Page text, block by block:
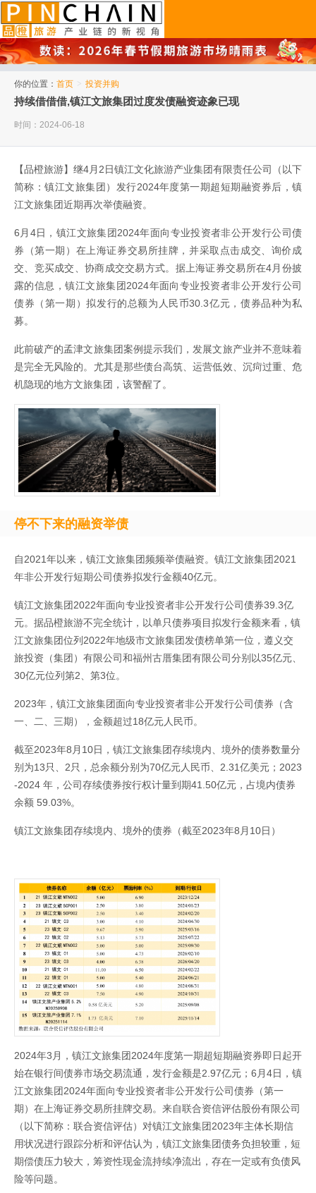
你的位置： 首页 > 投资并购
持续借借借,镇江文旅集团过度发债融资迹象已现
时间：2024-06-18
【品橙旅游】继4月2日镇江文化旅游产业集团有限责任公司（以下
简称：镇江文旅集团）发行2024年度第一期超短期融资券后，镇
江文旅集团近期再次举债融资。
6月4日，镇江文旅集团2024年面向专业投资者非公开发行公司债
券（第一期）在上海证券交易所挂牌，并采取点击成交、询价成
交、竞买成交、协商成交交易方式。据上海证券交易所在4月份披
露的信息，镇江文旅集团2024年面向专业投资者非公开发行公司
债券（第一期）拟发行的总额为人民币30.3亿元，债券品种为私
募。
此前破产的孟津文旅集团案例提示我们，发展文旅产业并不意味着
是完全无风险的。尤其是那些债台高筑、运营低效、沉疴过重、危
机隐现的地方文旅集团，该警醒了。
停不下来的融资举债
自2021年以来，镇江文旅集团频频举债融资。镇江文旅集团2021
年非公开发行短期公司债券拟发行金额40亿元。
镇江文旅集团2022年面向专业投资者非公开发行公司债券39.3亿
元。据品橙旅游不完全统计，以单只债券项目拟发行金额来看，镇
江文旅集团位列2022年地级市文旅集团发债榜单第一位，遵义交
旅投资（集团）有限公司和福州古厝集团有限公司分别以35亿元、
30亿元位列第2、第3位。
2023年，镇江文旅集团面向专业投资者非公开发行公司债券（含
一、二、三期），金额超过18亿元人民币。
截至2023年8月10日，镇江文旅集团存续境内、境外的债券数量分
别为13只、2只，总余额分别为70亿元人民币、2.31亿美元；2023
-2024 年，公司存续债券按行权计量到期41.50亿元，占境内债券
余额 59.03%。
镇江文旅集团存续境内、境外的债券（截至2023年8月10日）
2024年3月，镇江文旅集团2024年度第一期超短期融资券即日起开
始在银行间债券市场交易流通，发行金额是2.97亿元；6月4日，镇
江文旅集团2024年面向专业投资者非公开发行公司债券（第一
期）在上海证券交易所挂牌交易。来自联合资信评估股份有限公司
（以下简称：联合资信评估）对镇江文旅集团2023年主体长期信
用状况进行跟踪分析和评估认为，镇江文旅集团债务负担较重，短
期偿债压力较大，筹资性现金流持续净流出，存在一定或有负债风
险等问题。